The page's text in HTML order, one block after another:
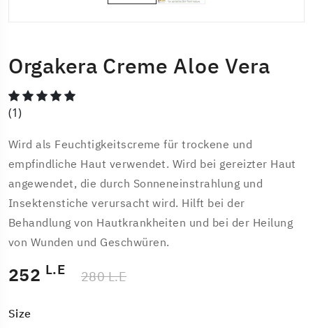
Orgakera Creme Aloe Vera
(1)
Wird als Feuchtigkeitscreme für trockene und
empfindliche Haut verwendet. Wird bei gereizter Haut
angewendet, die durch Sonneneinstrahlung und
Insektenstiche verursacht wird. Hilft bei der
Behandlung von Hautkrankheiten und bei der Heilung
von Wunden und Geschwüren.
252 L.E 280 L.E
Size